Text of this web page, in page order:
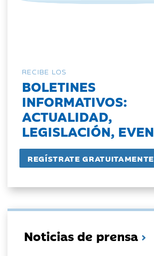
RECIBE LOS
BOLETINES
INFORMATIVOS:
ACTUALIDAD,
LEGISLACIÓN,
Noticias de prensa